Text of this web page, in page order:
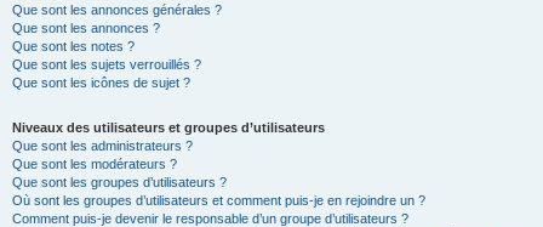
Que sont les annonces générales ?
Que sont les annonces ?
Que sont les notes ?
Que sont les sujets verrouillés ?
Que sont les icônes de sujet ?
Niveaux des utilisateurs et groupes d’utilisateurs
Que sont les administrateurs ?
Que sont les modérateurs ?
Que sont les groupes d’utilisateurs ?
Où sont les groupes d’utilisateurs et comment puis-je en rejoindre un ?
Comment puis-je devenir le responsable d’un groupe d’utilisateurs ?